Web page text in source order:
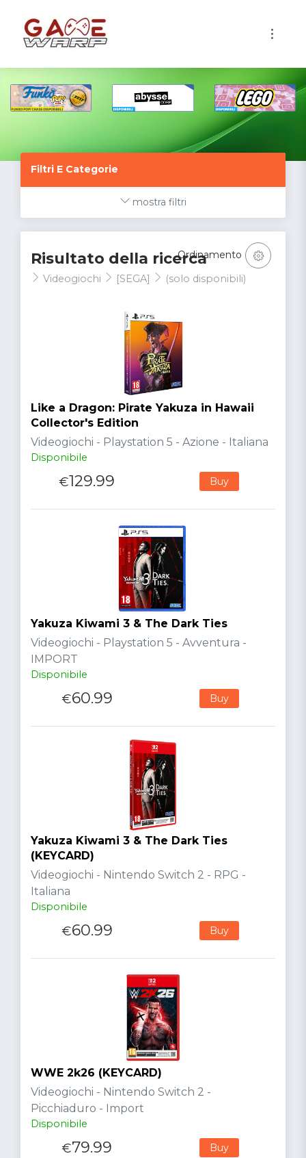
Filtri E Categorie
mostra filtri
Risultato della ricerca
Videogiochi [SEGA] (solo disponibili)
Ordinamento
Like a Dragon: Pirate Yakuza in Hawaii
Collector's Edition
Videogiochi - Playstation 5 - Azione - Italiana
Disponibile
€129.99 Buy
Yakuza Kiwami 3 & The Dark Ties
Videogiochi - Playstation 5 - Avventura -
IMPORT
Disponibile
€60.99 Buy
Yakuza Kiwami 3 & The Dark Ties
(KEYCARD)
Videogiochi - Nintendo Switch 2 - RPG -
Italiana
Disponibile
€60.99 Buy
WWE 2k26 (KEYCARD)
Videogiochi - Nintendo Switch 2 -
Picchiaduro - Import
Disponibile
€79.99 Buy